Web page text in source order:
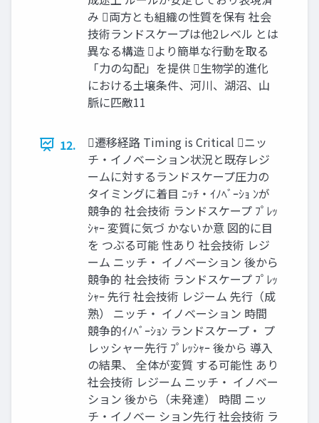
み 両方とも組織の性質を保有 社会
技術ランドスケープは他2レベル とは
異なる構造 より簡単な行動を取る
「力の勾配」を提供 生物学的進化
における土壌条件、河川、湖沼、山
脈に匹敵11
12.
遷移経路 Timing is Critical ニッ
チ・イノベーション状況と既存レジ
ームに対するランドスケープ圧力の
タイミングに着目 ﾆｯﾁ・ｲﾉﾍﾞｰｼｮ ﾝが
競争的 社会技術 ランドスケープ ﾌﾟﾚｯ
ｼｬｰ 変質に気づ かないか意 図的に目
を つぶる可能 性あり 社会技術 レジ
ーム ニッチ・ イノベーション 後から
競争的 社会技術 ランドスケープ ﾌﾟﾚｯ
ｼｬｰ 先行 社会技術 レジーム 先行（成
熟） ニッチ・ イノベーション 時間
競争的ｲﾉﾍﾞｰｼｮﾝ ランドスケープ・ プ
レッシャー先行 ﾌﾟﾚｯｼｬｰ 後から 導入
の結果、 全体が変質 する可能性 あり
社会技術 レジーム ニッチ・ イノベー
ション 後から（未発達） 時間 ニッ
チ・イノベー ション先行 社会技術 ラ